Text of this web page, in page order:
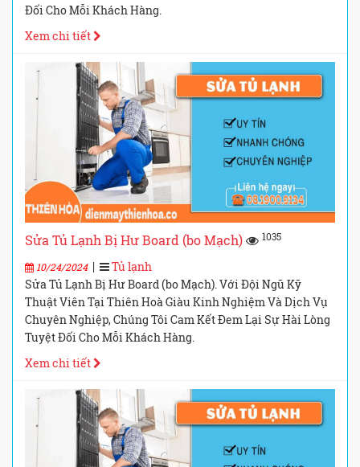
Đối Cho Mỗi Khách Hàng.
Xem chi tiết
Sửa Tủ Lạnh Bị Hư Board (bo Mạch) 1035
10/24/2024|
Tủ lạnh
Sửa Tủ Lạnh Bị Hư Board (bo Mạch). Với Đội Ngũ Kỹ
Thuật Viên Tại Thiên Hoà Giàu Kinh Nghiệm Và Dịch Vụ
Chuyên Nghiệp, Chúng Tôi Cam Kết Đem Lại Sự Hài Lòng
Tuyệt Đối Cho Mỗi Khách Hàng.
Xem chi tiết